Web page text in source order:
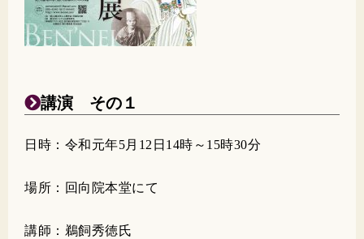
講演 その１
日時：令和元年5月12日14時～15時30分
場所：回向院本堂にて
講師：鵜飼秀徳氏